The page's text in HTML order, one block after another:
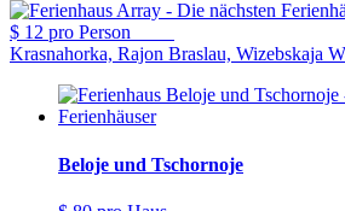
$ 12 pro Person
Krasnahorka, Rajon Braslau, Wizebskaja
Beloje und Tschornoje